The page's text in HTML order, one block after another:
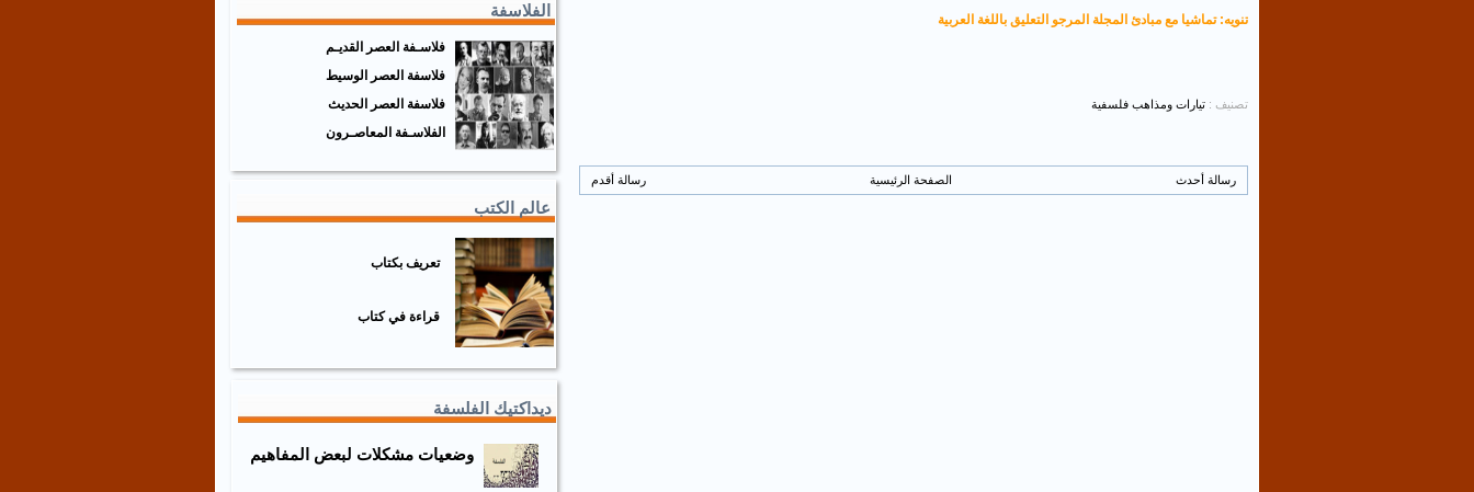
تنويه: تماشيا مع مبادئ المجلة المرجو التعليق باللغة العربية
تصنيف : تيارات ومذاهب فلسفية
رسالة أحدث رسالة أقدم الصفحة الرئيسية
الفلاسفة
فلاسـفة العصر القديـم
فلاسفة العصر الوسيط
فلاسفة العصر الحديث
الفلاسـفة المعاصـرون
عالم الكتب
تعريف بكتاب
قراءة في كتاب
ديداكتيك الفلسفة
وضعيات مشكلات لبعض المفاهيم